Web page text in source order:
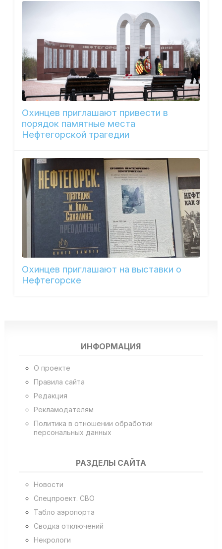
Охинцев приглашают привести в
порядок памятные места
Нефтегорской трагедии
Охинцев приглашают на выставки о
Нефтегорске
ИНФОРМАЦИЯ
О проекте
Правила сайта
Редакция
Рекламодателям
Политика в отношении обработки
персональных данных
РАЗДЕЛЫ САЙТА
Новости
Спецпроект. СВО
Табло аэропорта
Сводка отключений
Некрологи